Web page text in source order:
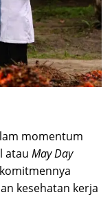
momentum
atau May Day
kesehatan kerja